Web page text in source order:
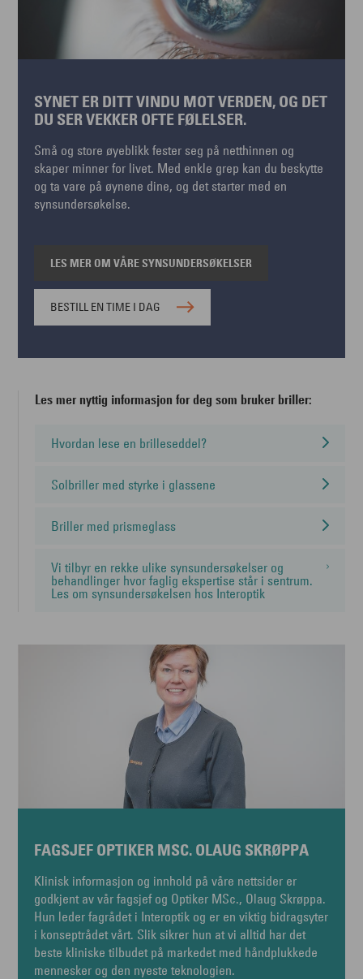
SYNET ER DITT VINDU MOT VERDEN, OG DET
DU SER VEKKER OFTE FØLELSER.
Små og store øyeblikk fester seg på netthinnen og
skaper minner for livet. Med enkle grep kan du beskytte
og ta vare på øynene dine, og det starter med en
synsundersøkelse.
LES MER OM VÅRE SYNSUNDERSØKELSER
BESTILL EN TIME I DAG
Les mer nyttig informasjon for deg som bruker briller:
Hvordan lese en brilleseddel?
Solbriller med styrke i glassene
Briller med prismeglass
Vi tilbyr en rekke ulike synsundersøkelser og
behandlinger hvor faglig ekspertise står i sentrum.
Les om synsundersøkelsen hos Interoptik
FAGSJEF OPTIKER MSC. OLAUG SKRØPPA
Klinisk informasjon og innhold på våre nettsider er
godkjent av vår fagsjef og Optiker MSc., Olaug Skrøppa.
Hun leder fagrådet i Interoptik og er en viktig bidragsyter
i konseptrådet vårt. Slik sikrer hun at vi alltid har det
beste kliniske tilbudet på markedet med håndplukkede
mennesker og den nyeste teknologien.